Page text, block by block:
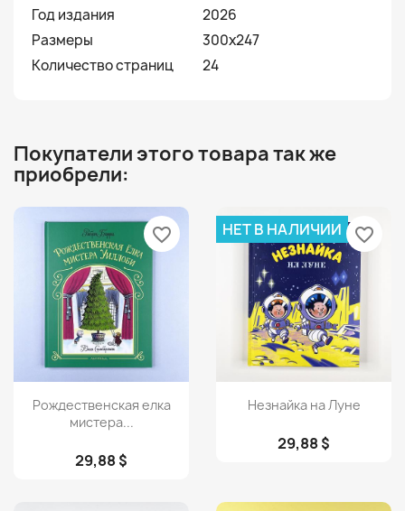
Год издания
2026
Размеры
300х247
Количество страниц
24
Покупатели этого товара так же
приобрели:
Просмотр
Рождественская елка
мистера...
29,88 $
favorite_border
Просмотр
Незнайка на Луне
29,88 $
НЕТ В НАЛИЧИИ favorite_border